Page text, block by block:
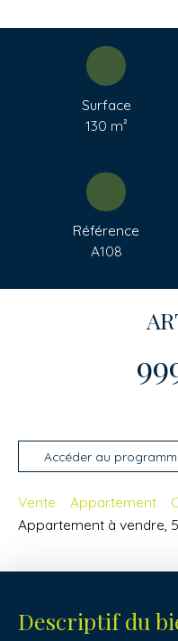
Surface
130 m²
Référence
A108
Accéder au
Vente Appartement
Appartement à vendre,
Descriptif du